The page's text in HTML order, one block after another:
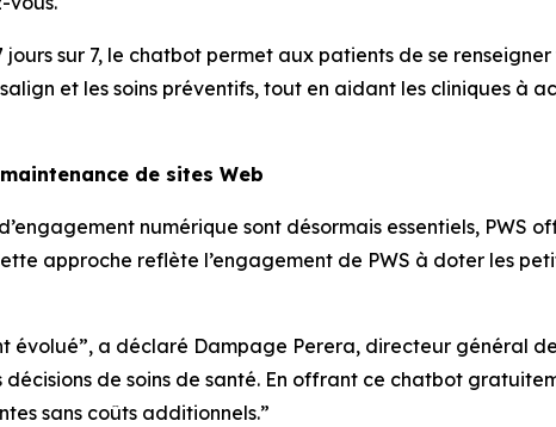
jours sur 7, le chatbot permet aux patients de se
et les soins préventifs, tout en aidant les cliniques à
de sites Web
numérique sont désormais essentiels, PWS
approche reflète l’engagement de PWS à doter les
évolué”, a déclaré Dampage Perera, directeur général
de soins de santé. En offrant ce chatbot
sans coûts additionnels.”